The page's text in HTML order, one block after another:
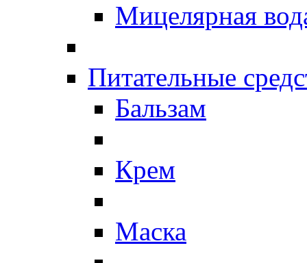
Мицелярная
Питательные
Бальзам
Крем
Маска